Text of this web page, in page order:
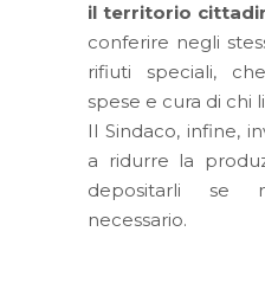
il territorio
conferire negli
rifiuti speciali,
spese e cura di chi
Il Sindaco, infine,
a ridurre la
depositarli se
necessario.